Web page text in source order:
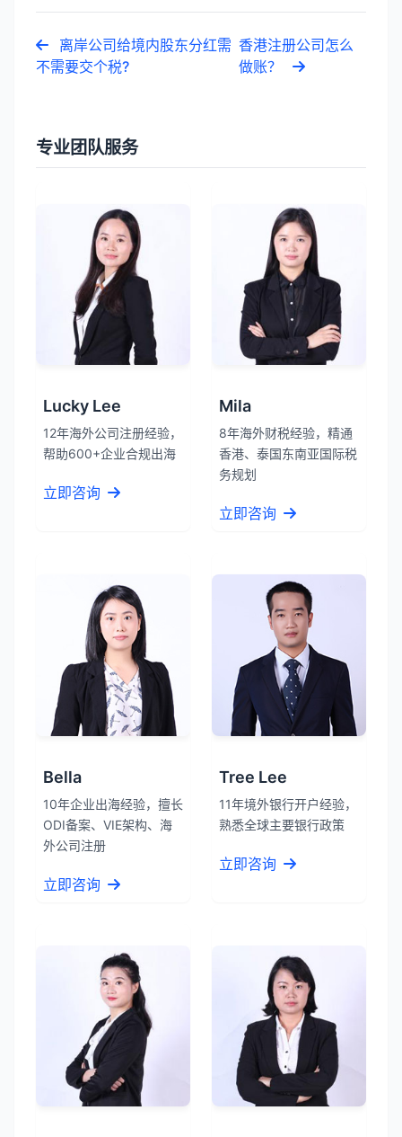
离岸公司给境内股东分红需
不需要交个税?
香港注册公司怎么
做账？
专业团队服务
Lucky Lee
12年海外公司注册经验，
帮助600+企业合规出海
立即咨询
Mila
8年海外财税经验，精通
香港、泰国东南亚国际税
务规划
立即咨询
Bella
10年企业出海经验，擅长
ODI备案、VIE架构、海
外公司注册
立即咨询
Tree Lee
11年境外银行开户经验，
熟悉全球主要银行政策
立即咨询